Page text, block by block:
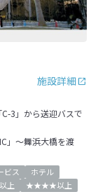
施設詳細
3」から送迎バスで
」～舞浜大橋を渡
ビス
ホテル
上
★★★★以上